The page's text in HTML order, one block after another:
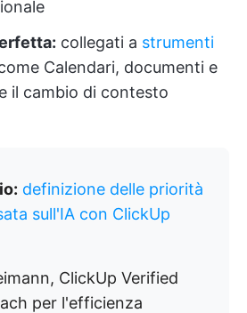
collegati a strumenti
Calendari, documenti e
il cambio di contesto
definizione delle priorità
sull'IA con ClickUp
ClickUp Verified
per l'efficienza